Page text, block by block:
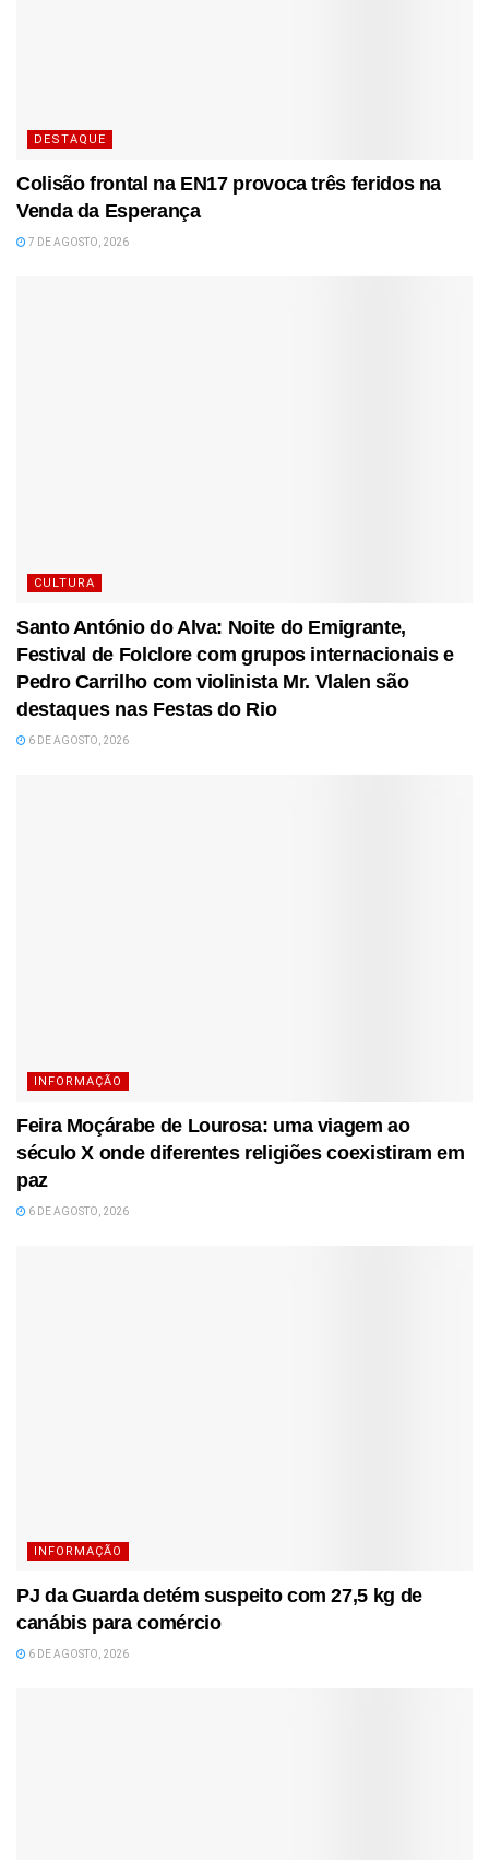
DESTAQUE
Colisão frontal na EN17 provoca três feridos na
Venda da Esperança
7 DE AGOSTO, 2026
CULTURA
Santo António do Alva: Noite do Emigrante,
Festival de Folclore com grupos internacionais e
Pedro Carrilho com violinista Mr. Vlalen são
destaques nas Festas do Rio
6 DE AGOSTO, 2026
INFORMAÇÃO
Feira Moçárabe de Lourosa: uma viagem ao
século X onde diferentes religiões coexistiram em
paz
6 DE AGOSTO, 2026
INFORMAÇÃO
PJ da Guarda detém suspeito com 27,5 kg de
canábis para comércio
6 DE AGOSTO, 2026